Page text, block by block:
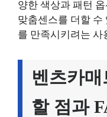
양한 색상과 패턴
맞춤센스를 더할 수
를 만족시키려는 사
벤츠카매
할 점과